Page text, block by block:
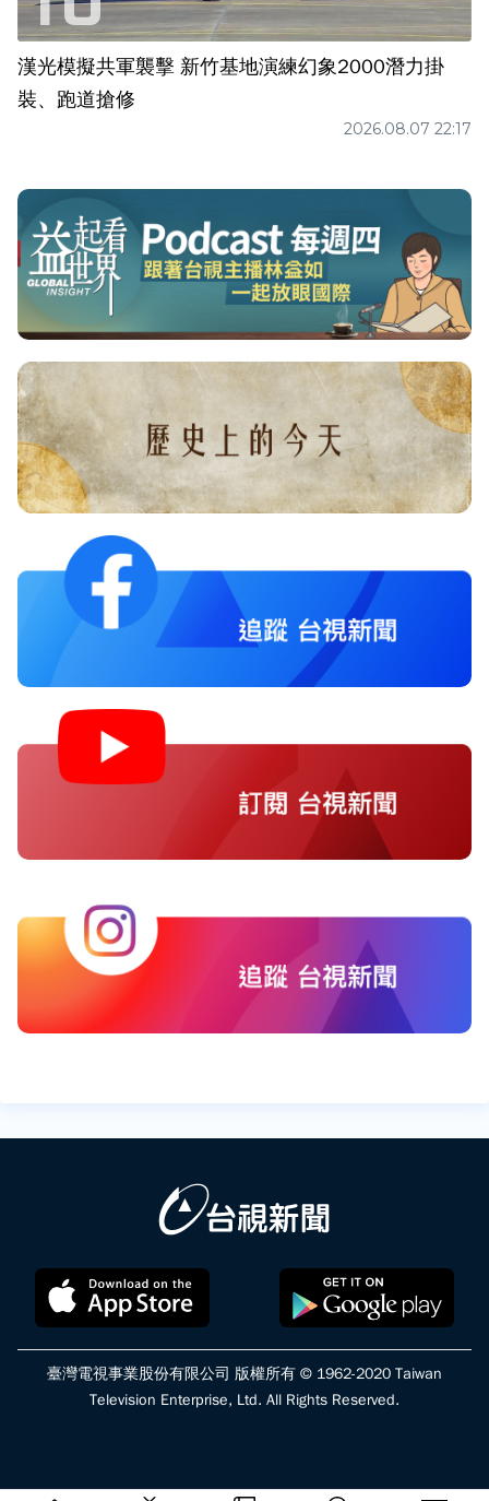
漢光模擬共軍襲擊 新竹基地演練幻象2000潛力掛
裝、跑道搶修
2026.08.07 22:17
臺灣電視事業股份有限公司 版權所有 © 1962-2020 Taiwan
Television Enterprise, Ltd. All Rights Reserved.